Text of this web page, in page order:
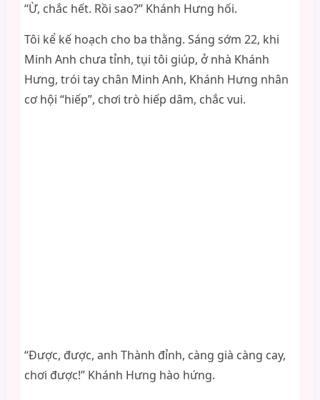
“Ừ, chắc hết. Rồi sao?” Khánh Hưng hối.
Tôi kể kế hoạch cho ba thằng. Sáng sớm 22, khi
Minh Anh chưa tỉnh, tụi tôi giúp, ở nhà Khánh
Hưng, trói tay chân Minh Anh, Khánh Hưng nhân
cơ hội “hiếp”, chơi trò hiếp dâm, chắc vui.
“Được, được, anh Thành đỉnh, càng già càng cay,
chơi được!” Khánh Hưng hào hứng.